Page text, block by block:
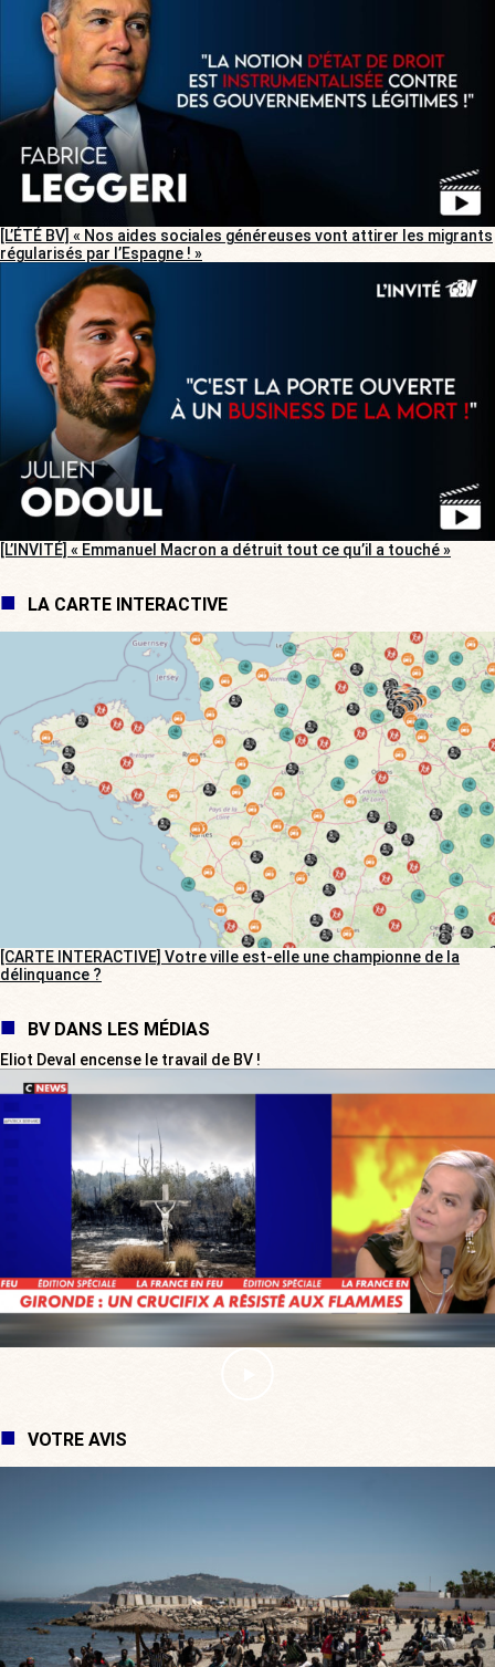
[L’ÉTÉ BV] « Nos aides sociales généreuses vont attirer les migrants
régularisés par l’Espagne ! »
[L’INVITÉ] « Emmanuel Macron a détruit tout ce qu’il a touché »
LA CARTE INTERACTIVE
[CARTE INTERACTIVE] Votre ville est-elle une championne de la
délinquance ?
BV DANS LES MÉDIAS
Eliot Deval encense le travail de BV !
VOTRE AVIS